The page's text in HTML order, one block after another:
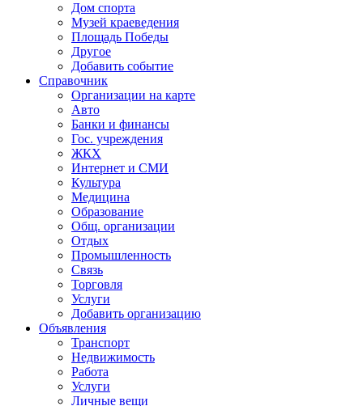
Дом спорта
Музей краеведения
Площадь Победы
Другое
Добавить событие
Справочник
Организации на карте
Авто
Банки и финансы
Гос. учреждения
ЖКХ
Интернет и СМИ
Культура
Медицина
Образование
Общ. организации
Отдых
Промышленность
Связь
Торговля
Услуги
Добавить организацию
Объявления
Транспорт
Недвижимость
Работа
Услуги
Личные вещи